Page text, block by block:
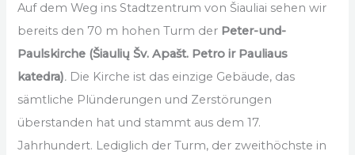
Auf dem Weg ins Stadtzentrum von Šiauliai sehen wir
bereits den 70 m hohen Turm der Peter-und-
Paulskirche (Šiaulių Šv. Apašt. Petro ir Pauliaus
katedra). Die Kirche ist das einzige Gebäude, das
sämtliche Plünderungen und Zerstörungen
überstanden hat und stammt aus dem 17.
Jahrhundert. Lediglich der Turm, der zweithöchste in